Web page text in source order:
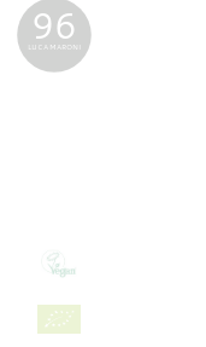
96
LUCA MARONI